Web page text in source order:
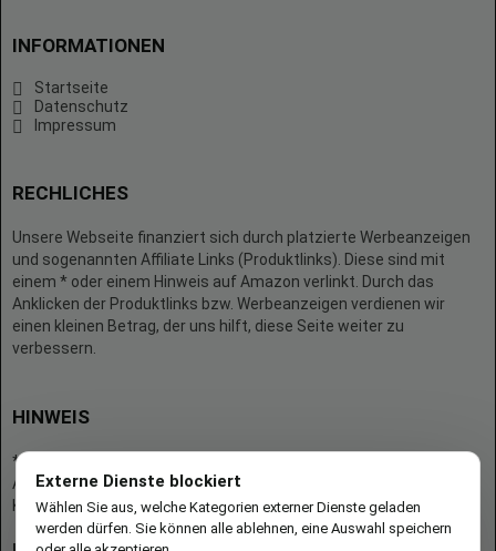
INFORMATIONEN
Startseite
Datenschutz
Impressum
RECHLICHES
Unsere Webseite finanziert sich durch platzierte Werbeanzeigen
und sogenannten Affiliate Links (Produktlinks). Diese sind mit
einem * oder einem Hinweis auf Amazon verlinkt. Durch das
Anklicken der Produktlinks bzw. Werbeanzeigen verdienen wir
einen kleinen Betrag, der uns hilft, diese Seite weiter zu
verbessern.
HINWEIS
* = Afilliate-Link (=Werbung)
Als Amazon-Partner verdient der Seitenbetreiber an qualifizierten
Käufen.
Externe Dienste blockiert
Wählen Sie aus, welche Kategorien externer Dienste geladen
werden dürfen. Sie können alle ablehnen, eine Auswahl speichern